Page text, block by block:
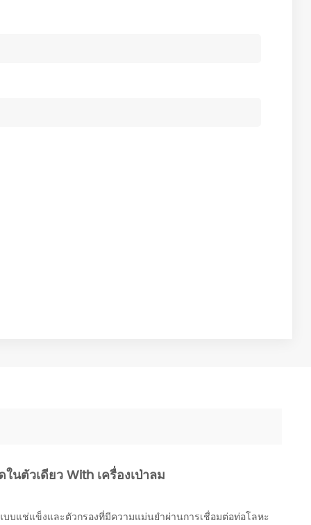
นตัวเดียว With เครื่องเป่าลม
บบแช่แข็งและตัวกรองที่มีความแม่นยำผ่านการเชื่อมต่อท่อโลหะ